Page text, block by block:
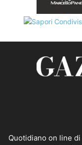
Quotidiano on line